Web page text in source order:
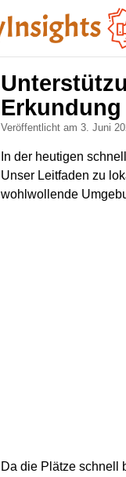
Veröffentlicht am 3. Juni
In der heutigen
Unser Leitfaden zu
wohlwollende
Da die Plätze schnell